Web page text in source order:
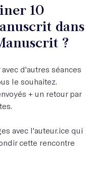
10
dans
?
d'autres séances
le souhaitez.
+ un retour par
avec l'auteur.ice qui
cette rencontre